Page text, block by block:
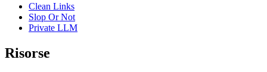
Clean Links
Slop Or Not
Private LLM
Risorse